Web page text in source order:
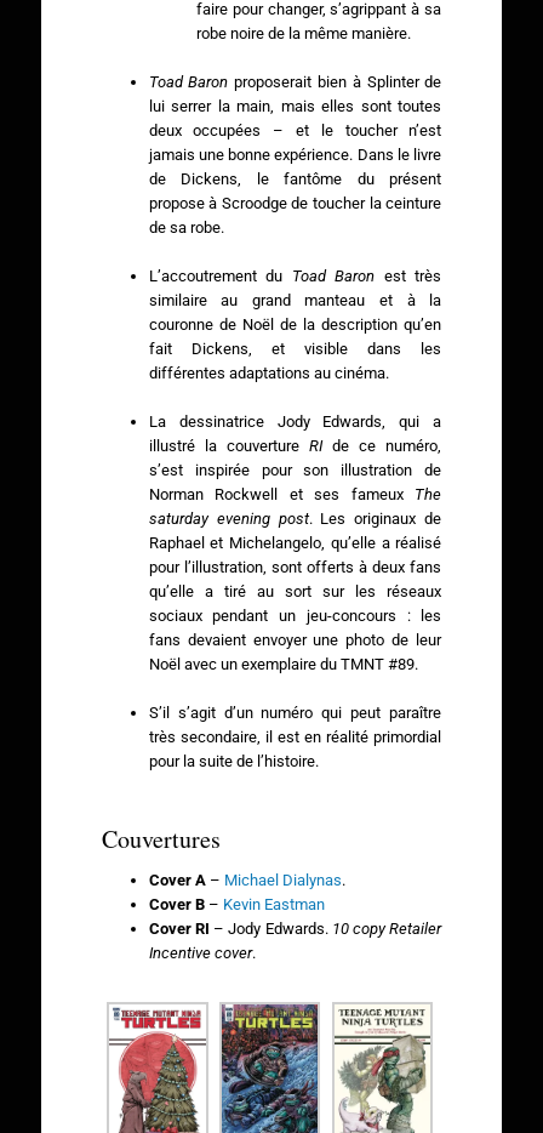
faire pour changer, s’agrippant à sa
robe noire de la même manière.
Toad Baron proposerait bien à Splinter de
lui serrer la main, mais elles sont toutes
deux occupées – et le toucher n’est
jamais une bonne expérience. Dans le livre
de Dickens, le fantôme du présent
propose à Scroodge de toucher la ceinture
de sa robe.
L’accoutrement du Toad Baron est très
similaire au grand manteau et à la
couronne de Noël de la description qu’en
fait Dickens, et visible dans les
différentes adaptations au cinéma.
La dessinatrice Jody Edwards, qui a
illustré la couverture RIde ce numéro,
s’est inspirée pour son illustration de
Norman Rockwell et ses fameux The
saturday evening post. Les originaux de
Raphael et Michelangelo, qu’elle a réalisé
pour l’illustration, sont offerts à deux fans
qu’elle a tiré au sort sur les réseaux
sociaux pendant un jeu-concours : les
fans devaient envoyer une photo de leur
Noël avec un exemplaire du TMNT #89.
S’il s’agit d’un numéro qui peut paraître
très secondaire, il est en réalité primordial
pour la suite de l’histoire.
Couvertures
Cover A– Michael Dialynas.
Cover B– Kevin Eastman
Cover RI – Jody Edwards. 10 copy Retailer
Incentive cover.